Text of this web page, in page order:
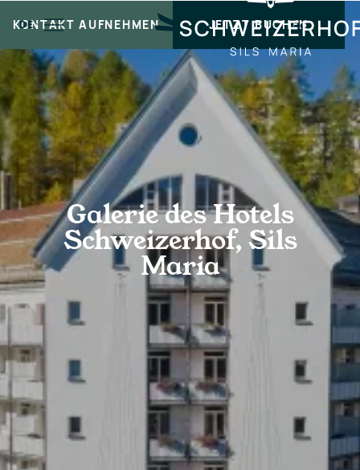
DE
KONTAKT AUFNEHMEN JETZT BUCHEN
Galerie des Hotels
Schweizerhof, Sils
Maria